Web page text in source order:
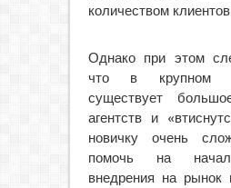
количеством
Однако при этом
что в крупном
существует
агентств и
новичку очень
помочь на
внедрения на рынок